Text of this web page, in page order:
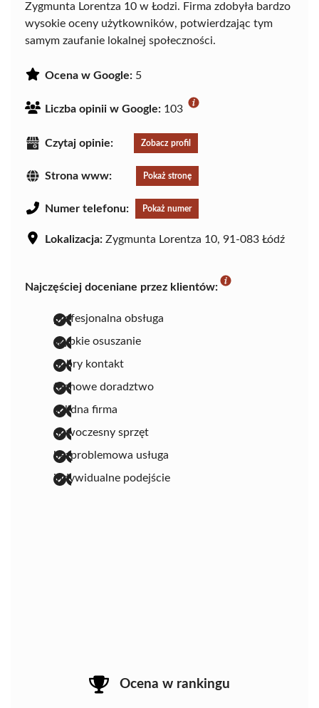
Zygmunta Lorentza 10 w Łodzi. Firma zdobyła bardzo
wysokie oceny użytkowników, potwierdzając tym
samym zaufanie lokalnej społeczności.
Ocena w Google: 5
Liczba opinii w Google: 103
Czytaj opinie: Zobacz profil
Strona www: Pokaż stronę
Numer telefonu: Pokaż numer
Lokalizacja: Zygmunta Lorentza 10, 91-083 Łódź
Najczęściej doceniane przez klientów:
profesjonalna obsługa
szybkie osuszanie
dobry kontakt
fachowe doradztwo
solidna firma
nowoczesny sprzęt
bezproblemowa usługa
indywidualne podejście
Ocena w rankingu